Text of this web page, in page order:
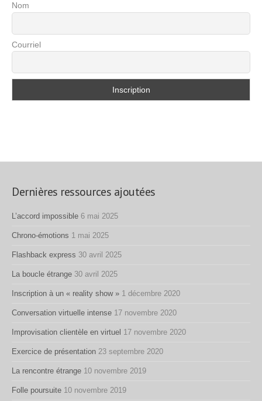
Nom
Courriel
Dernières ressources ajoutées
L’accord impossible 6 mai 2025
Chrono-émotions 1 mai 2025
Flashback express 30 avril 2025
La boucle étrange 30 avril 2025
Inscription à un « reality show » 1 décembre 2020
Conversation virtuelle intense 17 novembre 2020
Improvisation clientèle en virtuel 17 novembre 2020
Exercice de présentation 23 septembre 2020
La rencontre étrange 10 novembre 2019
Folle poursuite 10 novembre 2019